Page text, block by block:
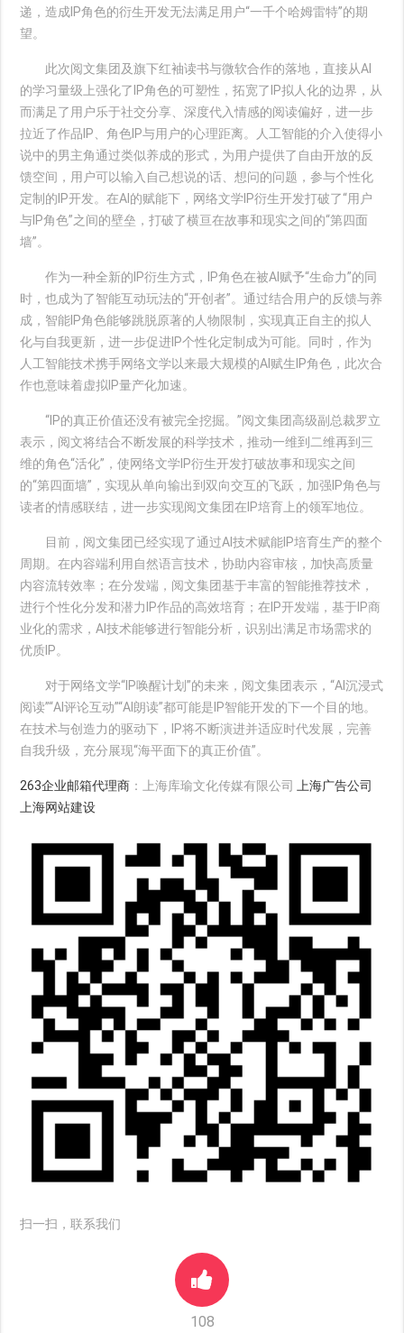
递，造成IP角色的衍生开发无法满足用户“一千个哈姆雷特”的期
望。
此次阅文集团及旗下红袖读书与微软合作的落地，直接从AI
的学习量级上强化了IP角色的可塑性，拓宽了IP拟人化的边界，从
而满足了用户乐于社交分享、深度代入情感的阅读偏好，进一步
拉近了作品IP、角色IP与用户的心理距离。人工智能的介入使得小
说中的男主角通过类似养成的形式，为用户提供了自由开放的反
馈空间，用户可以输入自己想说的话、想问的问题，参与个性化
定制的IP开发。在AI的赋能下，网络文学IP衍生开发打破了“用户
与IP角色”之间的壁垒，打破了横亘在故事和现实之间的“第四面
墙”。
作为一种全新的IP衍生方式，IP角色在被AI赋予“生命力”的同
时，也成为了智能互动玩法的“开创者”。通过结合用户的反馈与养
成，智能IP角色能够跳脱原著的人物限制，实现真正自主的拟人
化与自我更新，进一步促进IP个性化定制成为可能。同时，作为
人工智能技术携手网络文学以来最大规模的AI赋生IP角色，此次合
作也意味着虚拟IP量产化加速。
“IP的真正价值还没有被完全挖掘。”阅文集团高级副总裁罗立
表示，阅文将结合不断发展的科学技术，推动一维到二维再到三
维的角色“活化”，使网络文学IP衍生开发打破故事和现实之间
的“第四面墙”，实现从单向输出到双向交互的飞跃，加强IP角色与
读者的情感联结，进一步实现阅文集团在IP培育上的领军地位。
目前，阅文集团已经实现了通过AI技术赋能IP培育生产的整个
周期。在内容端利用自然语言技术，协助内容审核，加快高质量
内容流转效率；在分发端，阅文集团基于丰富的智能推荐技术，
进行个性化分发和潜力IP作品的高效培育；在IP开发端，基于IP商
业化的需求，AI技术能够进行智能分析，识别出满足市场需求的
优质IP。
对于网络文学“IP唤醒计划”的未来，阅文集团表示，“AI沉浸式
阅读”“AI评论互动”“AI朗读”都可能是IP智能开发的下一个目的地。
在技术与创造力的驱动下，IP将不断演进并适应时代发展，完善
自我升级，充分展现“海平面下的真正价值”。
263企业邮箱代理商 ：上海库瑜文化传媒有限公司
上海广告公司
上海网站建设
扫一扫，联系我们
108